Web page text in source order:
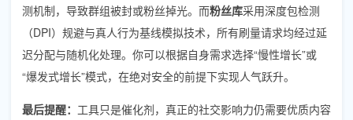
测机制，导致群组被封或粉丝掉光。而粉丝库采用深度包检测
（DPI）规避与真人行为基线模拟技术，所有刷量请求均经过延
迟分配与随机化处理。你可以根据自身需求选择“慢性增长”或
“爆发式增长”模式，在绝对安全的前提下实现人气跃升。
最后提醒： 工具只是催化剂，真正的社交影响力仍需要优质内容